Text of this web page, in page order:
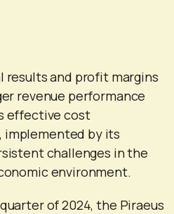
results and profit margins
revenue performance
effective cost
implemented by its
challenges in the
environment.
of 2024, the Piraeus